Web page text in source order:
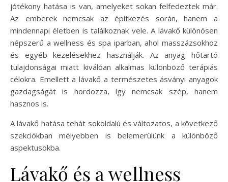
jótékony hatása is van, amelyeket sokan felfedeztek már.
Az emberek nemcsak az építkezés során, hanem a
mindennapi életben is találkoznak vele. A lávakő különösen
népszerű a wellness és spa iparban, ahol masszázsokhoz
és egyéb kezelésekhez használják. Az anyag hőtartó
tulajdonságai miatt kiválóan alkalmas különböző terápiás
célokra. Emellett a lávakő a természetes ásványi anyagok
gazdagságát is hordozza, így nemcsak szép, hanem
hasznos is.
A lávakő hatása tehát sokoldalú és változatos, a következő
szekciókban mélyebben is belemerülünk a különböző
aspektusokba.
Lávakő és a wellness